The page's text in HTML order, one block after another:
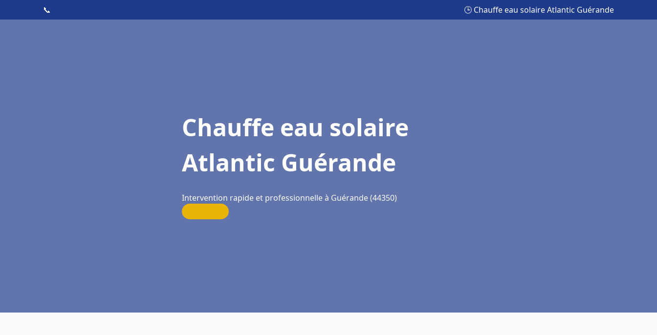
📞 🕒 Chauffe eau solaire Atlantic Guérande
Chauffe eau solaire
Atlantic Guérande
Intervention rapide et professionnelle à Guérande (44350)